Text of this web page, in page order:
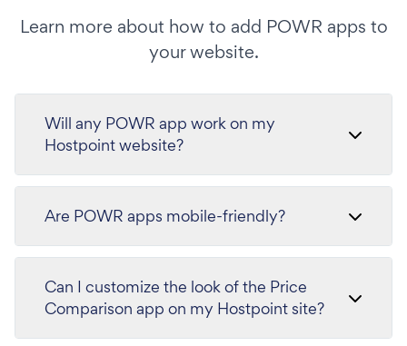
Learn more about how to add POWR apps to
your website.
Will any POWR app work on my
Hostpoint website?
Are POWR apps mobile-friendly?
Can I customize the look of the Price
Comparison app on my Hostpoint site?